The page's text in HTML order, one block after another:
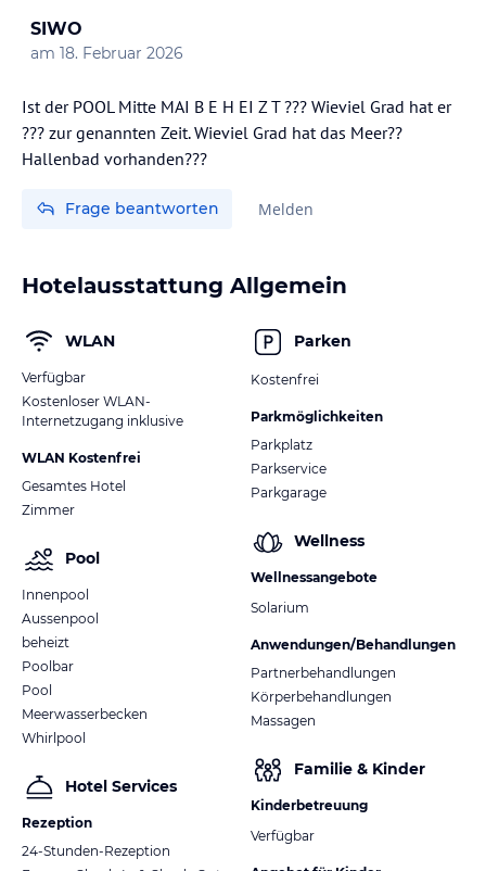
SIWO
am 18. Februar 2026
Ist der POOL Mitte MAI B E H EI Z T ??? Wieviel Grad hat er
??? zur genannten Zeit. Wieviel Grad hat das Meer??
Hallenbad vorhanden???
Frage beantworten Melden
Hotelausstattung Allgemein
WLAN
Verfügbar
Kostenloser WLAN-
Internetzugang inklusive
WLAN Kostenfrei
Gesamtes Hotel
Zimmer
Pool
Innenpool
Aussenpool
beheizt
Poolbar
Pool
Meerwasserbecken
Whirlpool
Hotel Services
Rezeption
24-Stunden-Rezeption
Parken
Kostenfrei
Parkmöglichkeiten
Parkplatz
Parkservice
Parkgarage
Wellness
Wellnessangebote
Solarium
Anwendungen/Behandlungen
Partnerbehandlungen
Körperbehandlungen
Massagen
Familie & Kinder
Kinderbetreuung
Verfügbar